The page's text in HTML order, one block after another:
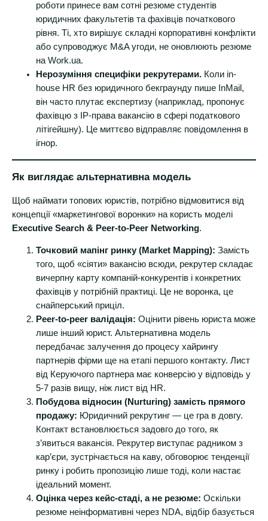
роботи принесе вам сотні резюме студентів
юридичних факультетів та фахівців початкового
рівня. Ті, хто вирішує складні корпоративні конфлікти
або супроводжує M&A угоди, не оновлюють резюме
на Work.ua.
Нерозуміння специфіки рекрутерами. Коли in-
house HR без юридичного бекграунду пише InMail,
він часто плутає експертизу (наприклад, пропонує
фахівцю з IP-права вакансію в сфері податкового
літігейшну). Це миттєво відправляє повідомлення в
ігнор.
Як виглядає альтернативна модель
Щоб наймати топових юристів, потрібно відмовитися від
концепції «маркетингової воронки» на користь моделі
Executive Search & Peer-to-Peer Networking.
Точковий мапінг ринку (Market Mapping): Замість
того, щоб «сіяти» вакансію всюди, рекрутер складає
вичерпну карту компаній-конкурентів і конкретних
фахівців у потрібній практиці. Це не воронка, це
снайперський приціл.
Peer-to-peer валідація: Оцінити рівень юриста може
лише інший юрист. Альтернативна модель
передбачає залучення до процесу хайрингу
партнерів фірми ще на етапі першого контакту. Лист
від Керуючого партнера має конверсію у відповідь у
5-7 разів вищу, ніж лист від HR.
Побудова відносин (Nurturing) замість прямого
продажу: Юридичний рекрутинг — це гра в довгу.
Контакт встановлюється задовго до того, як
з’явиться вакансія. Рекрутер виступає радником з
кар’єри, зустрічається на каву, обговорює тенденції
ринку і робить пропозицію лише тоді, коли настає
ідеальний момент.
Оцінка через кейс-стаді, а не резюме: Оскільки
резюме неінформативні через NDA, відбір базується